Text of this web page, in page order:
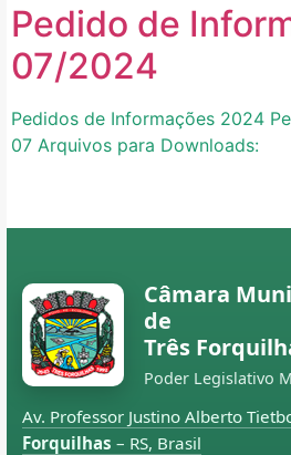
Pedido de
07/2024
Pedidos de Informações 2024
07 Arquivos para Downloads:
Câmara
de
Três
Poder Legislativo
Av. Professor Justino Alberto
Forquilhas – RS, Brasil